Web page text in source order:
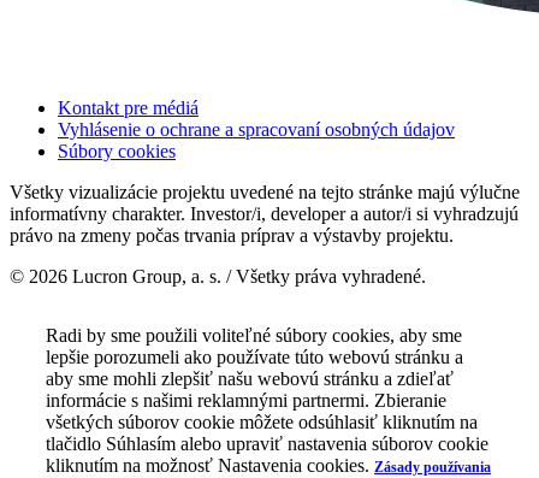
Kontakt pre médiá
Vyhlásenie o ochrane a spracovaní osobných údajov
Súbory cookies
Všetky vizualizácie projektu uvedené na tejto stránke majú výlučne
informatívny charakter. Investor/i, developer a autor/i si vyhradzujú
právo na zmeny počas trvania príprav a výstavby projektu.
© 2026 Lucron Group, a. s. / Všetky práva vyhradené.
Radi by sme použili voliteľné súbory cookies, aby sme
lepšie porozumeli ako používate túto webovú stránku a
aby sme mohli zlepšiť našu webovú stránku a zdieľať
informácie s našimi reklamnými partnermi. Zbieranie
všetkých súborov cookie môžete odsúhlasiť kliknutím na
tlačidlo Súhlasím alebo upraviť nastavenia súborov cookie
kliknutím na možnosť Nastavenia cookies. Zásady používania